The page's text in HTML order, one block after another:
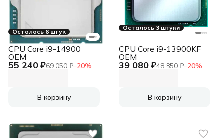
Осталось 6 штук
55 240 ₽69 050 ₽−20%
CPU Core i9-14900
OEM
В корзину
Осталось 3 штуки
39 080 ₽48 850 ₽−20%
CPU Core i9-13900KF
OEM
В корзину